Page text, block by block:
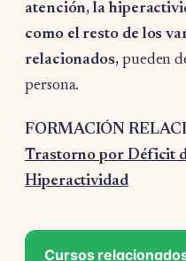
atención, la
como el resto de los
relacionados,pueden
persona.
FORMACIÓN
Trastorno por Déficit
Hiperactividad
Cursos